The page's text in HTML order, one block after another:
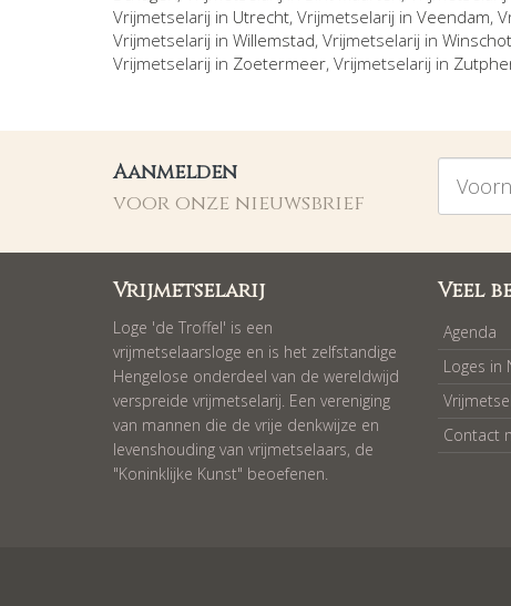
Vrijmetselarij in Utrecht, Vrijmetselarij in Veendam,
Vrijmetselarij in Willemstad, Vrijmetselarij in
Vrijmetselarij in Zoetermeer, Vrijmetselarij in
Aanmelden
voor onze nieuwsbrief
Vrijmetselarij
Loge 'de Troffel' is een
vrijmetselaarsloge en is het zelfstandige
Hengelose onderdeel van de wereldwijd
verspreide vrijmetselarij. Een vereniging
van mannen die de vrije denkwijze en
levenshouding van vrijmetselaars, de
"Koninklijke Kunst" beoefenen.
Veel
Agenda
Loges in
Contact